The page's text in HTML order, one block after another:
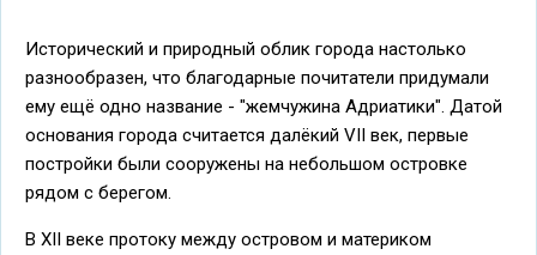
Исторический и природный облик города настолько
разнообразен, что благодарные почитатели придумали
ему ещё одно название - "жемчужина Адриатики". Датой
основания города считается далёкий VII век, первые
постройки были сооружены на небольшом островке
рядом с берегом.
В XII веке протоку между островом и материком